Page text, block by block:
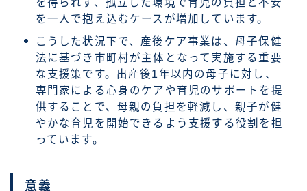
を一人で抱え込むケースが増加しています。
こうした状況下で、産後ケア事業は、母子保健
法に基づき市町村が主体となって実施する重要
な支援策です。出産後1年以内の母子に対し、
専門家による心身のケアや育児のサポートを提
供することで、母親の負担を軽減し、親子が健
やかな育児を開始できるよう支援する役割を担
っています。
意義